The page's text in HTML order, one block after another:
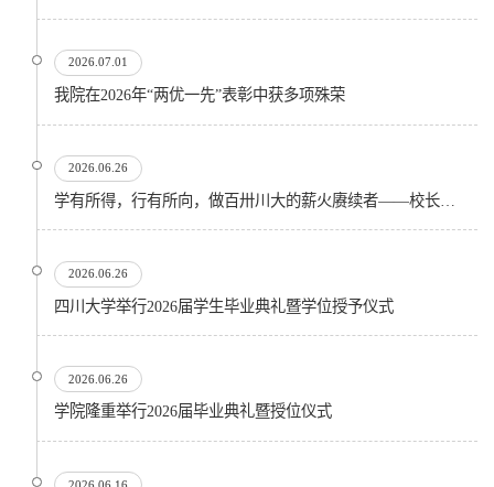
2026.07.01
我院在2026年“两优一先”表彰中获多项殊荣
2026.06.26
2026.06.26
四川大学举行2026届学生毕业典礼暨学位授予仪式
2026.06.26
​学院隆重举行2026届毕业典礼暨授位仪式
2026.06.16